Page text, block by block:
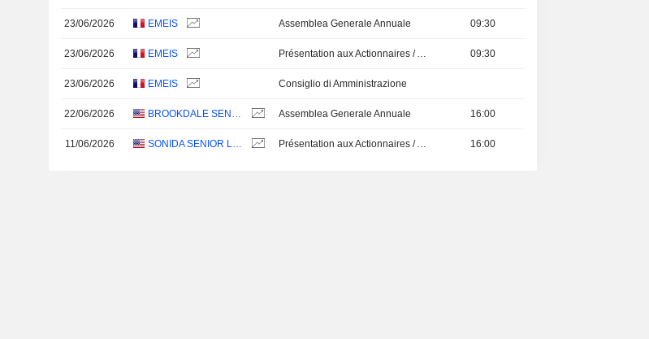
23/06/2026 EMEIS Assemblea Generale Annuale 09:30
23/06/2026 EMEIS 09:30
23/06/2026 EMEIS Consiglio di Amministrazione
22/06/2026 Assemblea Generale Annuale 16:00
11/06/2026 16:00